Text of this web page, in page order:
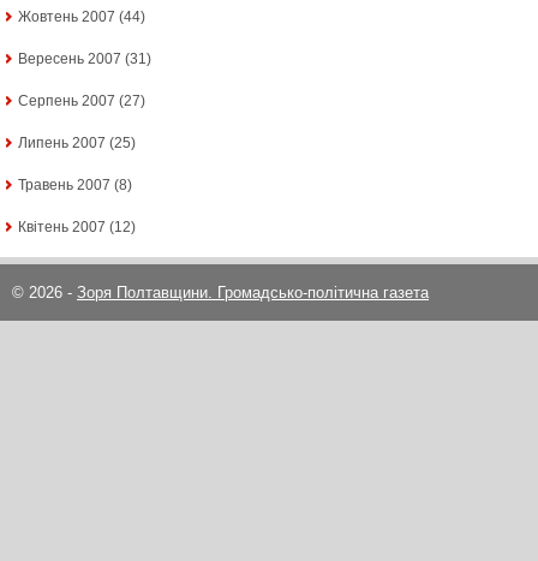
Жовтень 2007 (44)
Вересень 2007 (31)
Серпень 2007 (27)
Липень 2007 (25)
Травень 2007 (8)
Квітень 2007 (12)
© 2026 - Зоря Полтавщини. Громадсько-політична газета